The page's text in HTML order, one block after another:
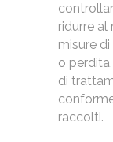
ridurre al
misure
o
di
raccolti.